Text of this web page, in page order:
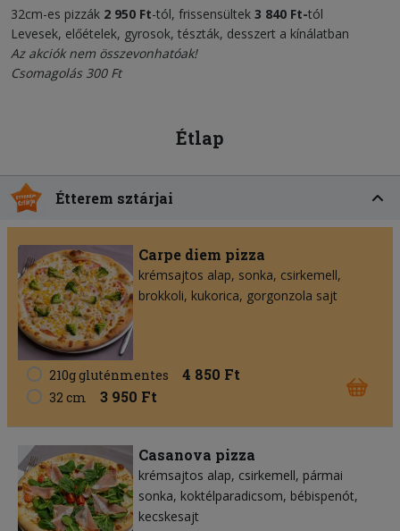
32cm-es pizzák 2 950 Ft-tól, frissensültek 3 840 Ft-tól
Levesek, előételek, gyrosok, tészták, desszert a kínálatban
Az akciók nem összevonhatóak!
Csomagolás 300 Ft
Étlap
Étterem sztárjai
Carpe diem pizza
krémsajtos alap sonka csirkemell
brokkoli kukorica gorgonzola sajt
210g gluténmentes 4 850 Ft
32 cm 3 950 Ft
Casanova pizza
krémsajtos alap csirkemell pármai
sonka koktélparadicsom bébispenót
kecskesajt